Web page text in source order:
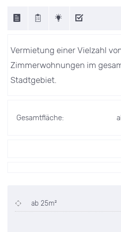
Vermietung einer Vielzahl
Zimmerwohnungen im
Stadtgebiet.
Gesamtfläche:
ab 25m²